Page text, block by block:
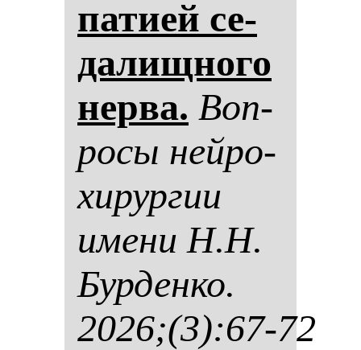
па­ти­ей се­
да­лищ­но­го
нер­ва. Воп­
ро­сы ней­ро­
хи­рур­гии
име­ни Н.Н.
Бур­ден­ко.
2026;(3):67-72